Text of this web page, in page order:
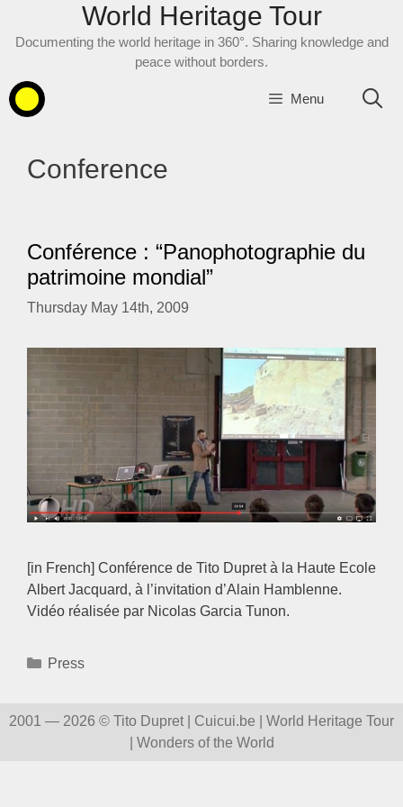
World Heritage Tour
Documenting the world heritage in 360°. Sharing knowledge and
peace without borders.
Menu
Conference
Conférence : “Panophotographie du
patrimoine mondial”
Thursday May 14th, 2009
[in French] Conférence de Tito Dupret à la Haute Ecole
Albert Jacquard, à l’invitation d’Alain Hamblenne.
Vidéo réalisée par Nicolas Garcia Tunon.
Categories
Press
2001 — 2026 © Tito Dupret | Cuicui.be | World Heritage Tour
| Wonders of the World